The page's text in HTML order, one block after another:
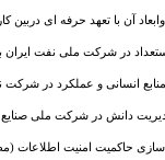
آن با تعهد حرفه ای دربین کارکنان
در شرکت ملی نفت ایران براساس
‌انسانی و عملکرد در شرکت نفت پارس
در شرکت ملی صنایع پتروشیمی (افق
حاکمیت امنیت اطلاعات